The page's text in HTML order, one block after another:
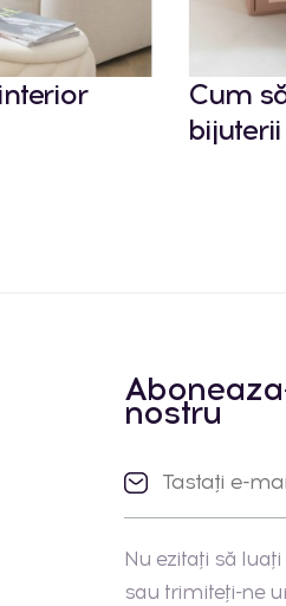
Cum
bijuterii
nostru
Nu ezitați să
sau trimiteți-ne